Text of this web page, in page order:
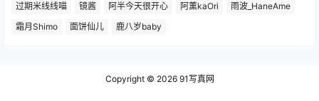
过期米线线喵
镜酱 阿半今天很开心 阿薰kaOri
雨波_HaneAme
霜月Shimo
面饼仙儿 鹿八岁baby
Copyright © 202691写真网